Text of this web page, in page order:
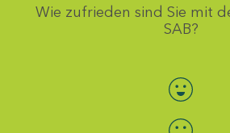
Wie zufrieden sind Sie mit
SAB?